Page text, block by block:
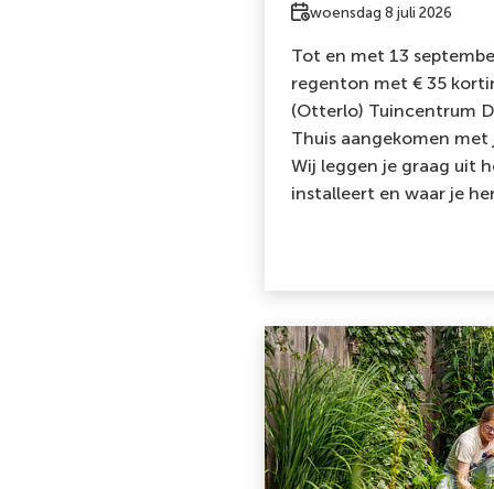
Datum
woensdag 8 juli 2026
Tot en met 13
regenton met € 35
(Otterlo) Tuincentrum
Thuis aangekomen
Wij leggen je graag uit
installeert en waar je